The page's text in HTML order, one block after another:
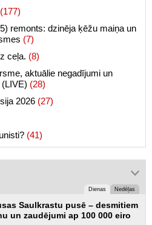
(177)
remonts: dzinēja ķēžu maiņa un
(7)
ceļa. (8)
aktuālie negadījumi un
(28)
2026 (27)
(41)
Dienas Nedēļas
Saulkrastu pusē – desmitiem
un zaudējumi ap 100 000 eiro